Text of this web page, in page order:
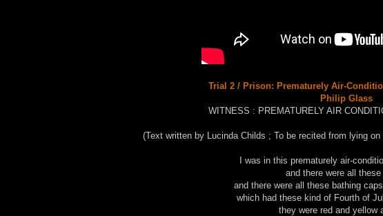
Trial 2 / Prison: Prematurely Air-
Philip Glass
WITNESS : PREMATURELY AIR
(Text written by Lucinda Childs ; To be recited from lying
I was in this prematurely air-
and there were all
and there were all these bathing
which had these kind of Fourth of
they were red and yellow